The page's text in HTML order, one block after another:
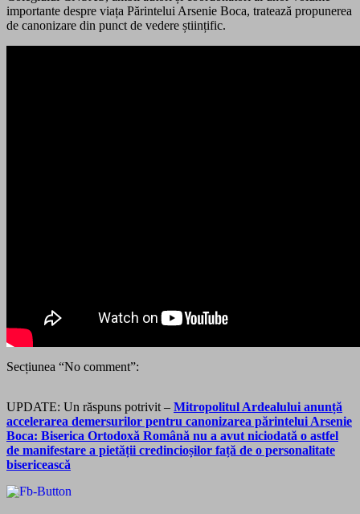
importante despre viața Părintelui Arsenie Boca, tratează propunerea
de canonizare din punct de vedere științific.
Secțiunea “No comment”:
UPDATE: Un răspuns potrivit – Mitropolitul Ardealului anunță
accelerarea demersurilor pentru canonizarea părintelui Arsenie
Boca: Biserica Ortodoxă Română nu a avut niciodată o astfel
de manifestare a pietății credincioșilor față de o personalitate
bisericească